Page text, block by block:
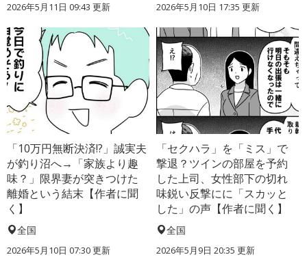
2026年5月11日 09:43 更新 2026年5月10日 17:35 更新
「10万円無断決済!?」誠実夫
が釣り沼へ→「家族より趣
味？」限界妻が突きつけた
離婚という結末【作者に聞
く】
全国
2026年5月10日 07:30 更新
「セクハラ」を「ミス」で
撃退？ツインの部屋を予約
した上司、女性部下の切れ
味鋭い反撃にに「スカッと
した」の声【作者に聞く】
全国
2026年5月9日 20:35 更新